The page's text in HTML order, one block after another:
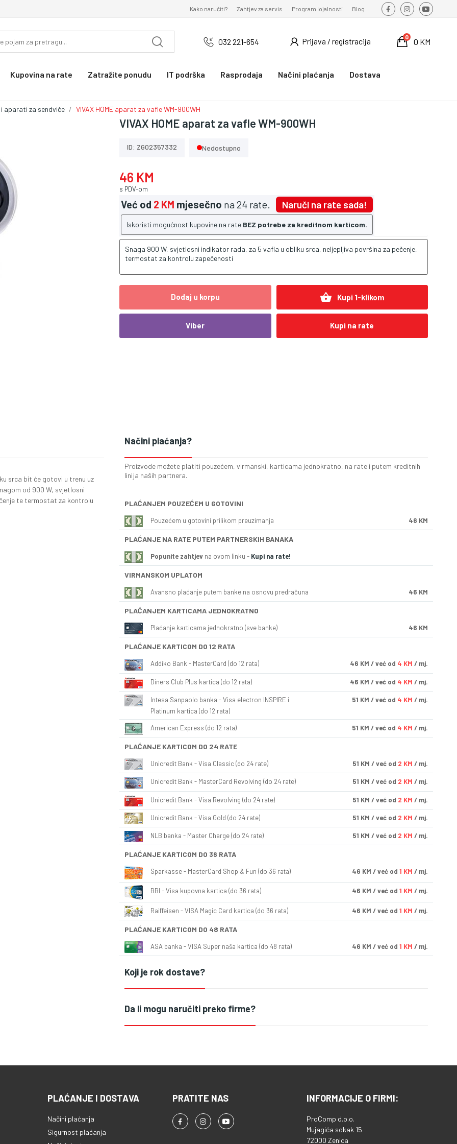
Kako naručiti? Zahtjev za servis Program lojalnosti Blog
032 221-654 Prijava / registracija 0 KM
0
Kupovina na rate Zatražite ponudu IT podrška Rasprodaja Načini plaćanja Dostava
aparati za sendviče VIVAX HOME aparat za vafle WM-900WH
VIVAX HOME aparat za vafle WM-900WH
ID: ZG02357332 Nedostupno
46 KM
s PDV-om
Već od 2 KM mjesečno na 24 rate. Naruči na rate sada!
Iskoristi mogućnost kupovine na rate BEZ potrebe za kreditnom karticom.
Snaga 900 W, svjetlosni indikator rada, za 5 vafla u obliku srca, neljepljiva površina za pečenje,
termostat za kontrolu zapečenosti
Dodaj u korpu shopping_basket Kupi 1-klikom
Viber Kupi na rate
srca bit će gotovi u trenu uz
od 900 W, svjetlosni
te termostat za kontrolu
Načini plaćanja?
Proizvode možete platiti pouzećem, virmanski, karticama jednokratno, na rate i putem kreditnih
linija naših partnera.
PLAĆANJEM POUZEĆEM U GOTOVINI
Pouzećem u gotovini prilikom preuzimanja 46 KM
PLAĆANJE NA RATE PUTEM PARTNERSKIH BANAKA
Popunite zahtjev na ovom linku - Kupi na rate!
VIRMANSKOM UPLATOM
Avansno plaćanje putem banke na osnovu predračuna 46 KM
PLAĆANJEM KARTICAMA JEDNOKRATNO
Plaćanje karticama jednokratno (sve banke) 46 KM
PLAĆANJE KARTICOM DO 12 RATA
Addiko Bank - MasterCard (do 12 rata) 46 KM / već od 4 KM / mj.
Diners Club Plus kartica (do 12 rata) 46 KM / već od 4 KM / mj.
Intesa Sanpaolo banka - Visa electron INSPIRE i
Platinum kartica (do 12 rata)
51 KM / već od 4 KM / mj.
American Express (do 12 rata) 51 KM / već od 4 KM / mj.
PLAĆANJE KARTICOM DO 24 RATE
Unicredit Bank - Visa Classic (do 24 rate) 51 KM / već od 2 KM / mj.
Unicredit Bank - MasterCard Revolving (do 24 rate) 51 KM / već od 2 KM / mj.
Unicredit Bank - Visa Revolving (do 24 rate) 51 KM / već od 2 KM / mj.
Unicredit Bank - Visa Gold (do 24 rate) 51 KM / već od 2 KM / mj.
NLB banka - Master Charge (do 24 rate) 51 KM / već od 2 KM / mj.
PLAĆANJE KARTICOM DO 36 RATA
Sparkasse - MasterCard Shop & Fun (do 36 rata) 46 KM / već od 1 KM / mj.
BBI - Visa kupovna kartica (do 36 rata) 46 KM / već od 1 KM / mj.
Raiffeisen - VISA Magic Card kartica (do 36 rata) 46 KM / već od 1 KM / mj.
PLAĆANJE KARTICOM DO 48 RATA
ASA banka - VISA Super naša kartica (do 48 rata) 46 KM / već od 1 KM / mj.
Koji je rok dostave?
Da li mogu naručiti preko firme?
PLAĆANJE I DOSTAVA
Načini plaćanja
Sigurnost plaćanja
PRATITE NAS INFORMACIJE O FIRMI:
ProComp d.o.o.
Mujagića sokak 15
72000 Zenica